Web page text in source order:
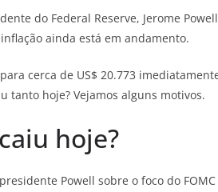
do Federal Reserve, Jerome
ainda está em andamento.
cerca de US$ 20.773
tanto hoje? Vejamos alguns motivos.
hoje?
Powell sobre o foco do FOMC